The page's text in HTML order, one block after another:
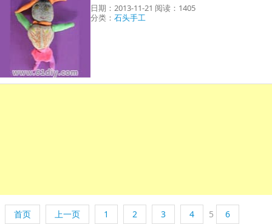
日期：2013-11-21 阅读：1405
分类：石头手工
首页 上一页 1 2 3 4 5
6